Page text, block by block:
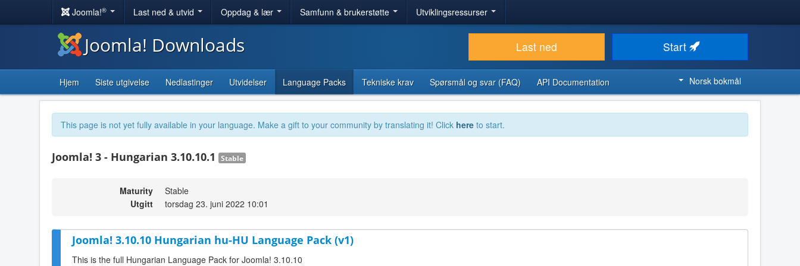
Joomla!® Last ned & utvid Oppdag & lær Samfunn & brukerstøtte Utviklingsressurser
Joomla! Downloads Last ned Start
Hjem Siste utgivelse Nedlastinger Utvidelser Language Packs Tekniske krav Spørsmål og svar (FAQ) API Documentation Norsk bokmål
This page is not yet fully available in your language. Make a gift to your community by translating it! Click here to start.
Joomla! 3 - Hungarian 3.10.10.1 Stable
Maturity
Stable
Utgitt
torsdag 23. juni 2022 10:01
Joomla! 3.10.10 Hungarian hu-HU Language Pack (v1)
This is the full Hungarian Language Pack for Joomla! 3.10.10